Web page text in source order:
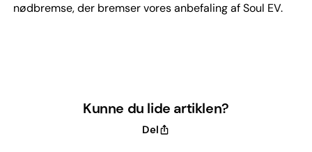
nødbremse, der bremser vores anbefaling af Soul EV.
Kunne du lide artiklen?
Del